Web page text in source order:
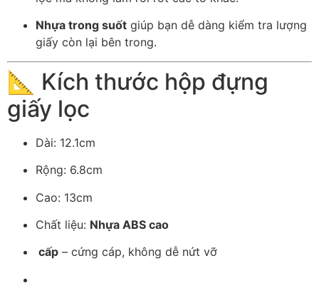
Nhựa trong suốt giúp bạn dễ dàng kiểm tra lượng
giấy còn lại bên trong.
📐 Kích thước hộp đựng
giấy lọc
Dài: 12.1cm
Rộng: 6.8cm
Cao: 13cm
Chất liệu: Nhựa ABS cao
cấp – cứng cáp, không dễ nứt vỡ